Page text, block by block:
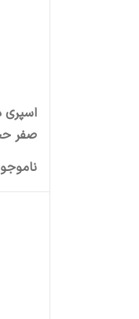
اسپری
نارگیل Vanille & Kokos